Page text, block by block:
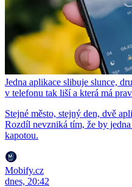
Jedna aplikace slibuje slunce,
v telefonu tak liší a která má
Stejné město, stejný den, dvě
Rozdíl nevzniká tím, že by
kapotou.
Mobify.cz
dnes, 20:42